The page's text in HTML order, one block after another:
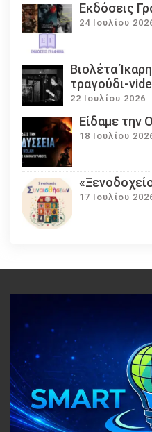
Εκδόσεις
24 Ιουλίου
Βιολέτα
τραγούδι-
22 Ιουλίου 2026
Eίδαμε την
18 Ιουλίου
17 Ιουλίου